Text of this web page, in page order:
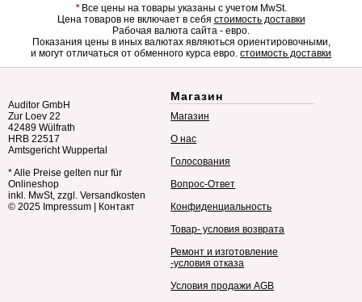
*Все цены на товары указаны с учетом MwSt.
Цена товаров не включает в себя стоимость доставки
Рабочая валюта сайта - евро.
Показания цены в иных валютах являються ориентировочными,
и могут отличаться от обменного курса евро. стоимость доставки
Auditor GmbH
Zur Loev 22
42489 Wülfrath
HRB 22517
Amtsgericht Wuppertal
* Alle Preise gelten nur für
Onlineshop
inkl. MwSt, zzgl. Versandkosten
© 2025 Impressum Контакт
Магазин
Магазин
О нас
Голосования
Вопрос-Ответ
Конфиденциальность
Товар- условия возврата
Ремонт и изготовление
-условия отказа
Условия продажи AGB